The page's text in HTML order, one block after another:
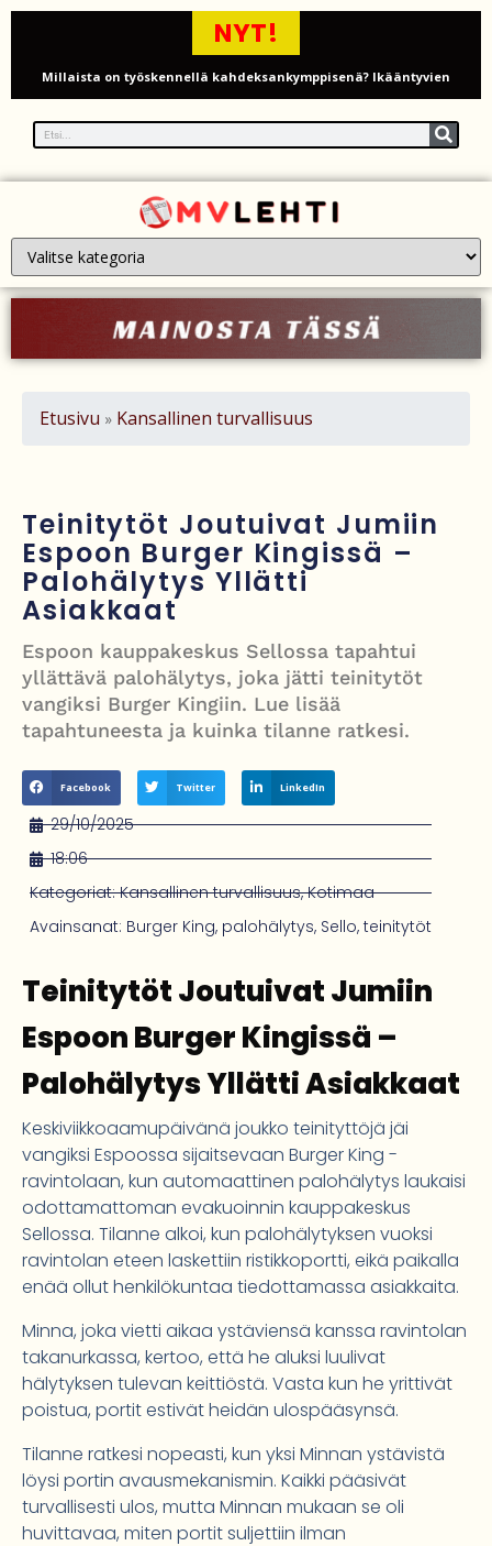
NYT!
Millaista on työskennellä kahdeksankymppisenä? Ikääntyvien
Iso-Britannia pysäytti Venäjän varjolaivaston öljytankkerin Englannin
kanaalissa – isku Putinin sotakassaan
Mies syytteessä, kun auto rysäytti läpi keilahallin seinän Derbyshiressä
New Yorkin NBA-mestaruusjuhlat riistäytyivät käsistä – teini ammuttiin
Nigel Farage vaatii ulkomaalaisten sulkemista pois sosiaalisesta
lentoasemalle
Justin Trudeau puolustautuu kritiikiltä – valitsi Katy Perryn
esiintymisen Kanadan MM-avauksen sijaan
Grenfellin tornon palo: yhdeksäs vuosipäivä erityisen raskas omaisille
Turistijuna kaatui Cártaman tapasjuhlilla – 17 loukkaantui Espanjassa
Etusivu » Kansallinen turvallisuus
Teinitytöt Joutuivat Jumiin
Espoon Burger Kingissä –
Palohälytys Yllätti
Asiakkaat
Espoon kauppakeskus Sellossa tapahtui
yllättävä palohälytys, joka jätti teinitytöt
vangiksi Burger Kingiin. Lue lisää
tapahtuneesta ja kuinka tilanne ratkesi.
Facebook Twitter LinkedIn
29/10/2025
18:06
Kategoriat: Kansallinen turvallisuus,Kotimaa
Avainsanat: Burger King, palohälytys, Sello, teinitytöt
Teinitytöt Joutuivat Jumiin
Espoon Burger Kingissä –
Palohälytys Yllätti Asiakkaat
Keskiviikkoaamupäivänä joukko teinityttöjä jäi
vangiksi Espoossa sijaitsevaan Burger King -
ravintolaan, kun automaattinen palohälytys laukaisi
odottamattoman evakuoinnin kauppakeskus
Sellossa. Tilanne alkoi, kun palohälytyksen vuoksi
ravintolan eteen laskettiin ristikkoportti, eikä paikalla
enää ollut henkilökuntaa tiedottamassa asiakkaita.
Minna, joka vietti aikaa ystäviensä kanssa ravintolan
takanurkassa, kertoo, että he aluksi luulivat
hälytyksen tulevan keittiöstä. Vasta kun he yrittivät
poistua, portit estivät heidän ulospääsynsä.
Tilanne ratkesi nopeasti, kun yksi Minnan ystävistä
löysi portin avausmekanismin. Kaikki pääsivät
turvallisesti ulos, mutta Minnan mukaan se oli
huvittavaa, miten portit suljettiin ilman